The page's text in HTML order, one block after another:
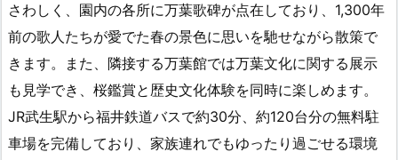
さわしく、園内の各所に万葉歌碑が点在しており、1,300年
前の歌人たちが愛でた春の景色に思いを馳せながら散策で
きます。また、隣接する万葉館では万葉文化に関する展示
も見学でき、桜鑑賞と歴史文化体験を同時に楽しめます。
JR武生駅から福井鉄道バスで約30分、約120台分の無料駐
車場を完備しており、家族連れでもゆったり過ごせる環境